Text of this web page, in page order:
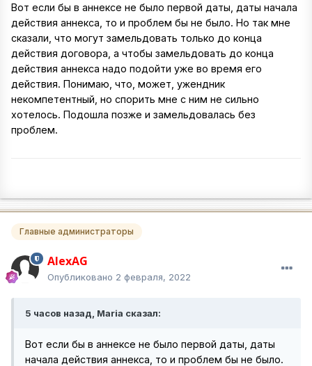
Вот если бы в аннексе не было первой даты, даты начала
действия аннекса, то и проблем бы не было. Но так мне
сказали, что могут замельдовать только до конца
действия договора, а чтобы замельдовать до конца
действия аннекса надо подойти уже во время его
действия. Понимаю, что, может, ужендник
некомпетентный, но спорить мне с ним не сильно
хотелось. Подошла позже и замельдовалась без
проблем.
Главные администраторы
AlexAG
Опубликовано 2 февраля, 2022
5 часов назад, Maria сказал:
Вот если бы в аннексе не было первой даты, даты
начала действия аннекса, то и проблем бы не было.